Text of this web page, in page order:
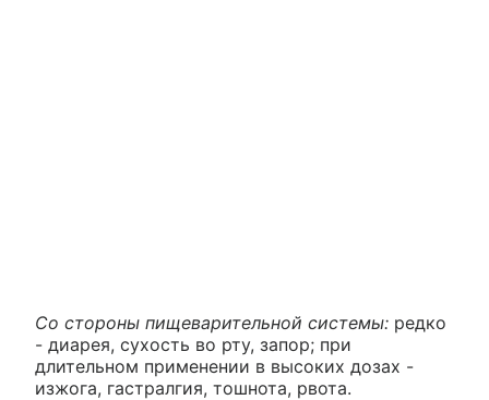
Со стороны пищеварительной системы: редко
- диарея, сухость во рту, запор; при
длительном применении в высоких дозах -
изжога, гастралгия, тошнота, рвота.